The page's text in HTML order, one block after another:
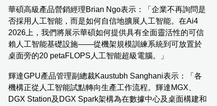
華碩高級產品營銷經理Brian Ngo表示：「企業不再詢問是
否採用人工智能，而是如何自信地擴展人工智能。在Ai4
2026上，我們將展示華碩如何提供具有全面靈活性的可信
賴人工智能基礎設施——從機架規模訓練系統到可放置於
桌面旁的20 petaFLOPS人工智能超級電腦。」
輝達GPU產品管理副總裁Kaustubh Sanghani表示：「各
機構正從人工智能試點轉向生產工作流程。輝達MGX、
DGX Station及DGX Spark架構為在數據中心及桌面構建和